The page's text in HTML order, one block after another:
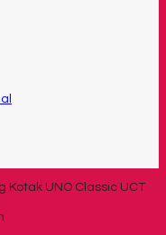
Kotak UNO Classic UCT